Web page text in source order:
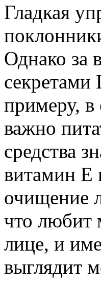
Гладкая
Однако за
примеру, в
важно
средства
витамин E
очищение
что любит
лице, и
выглядит